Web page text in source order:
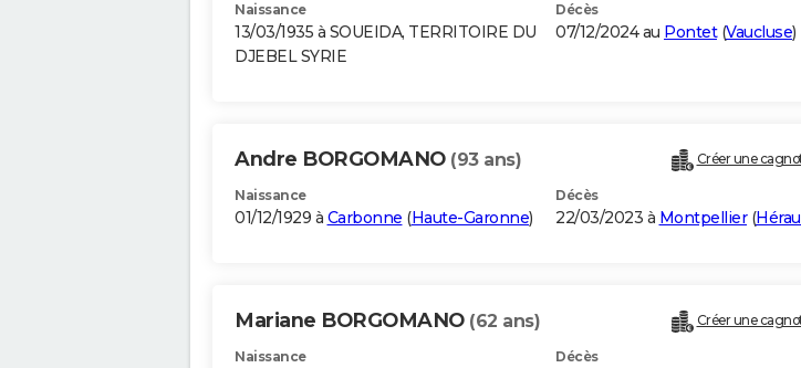
Naissance
13/03/1935 à SOUEIDA, TERRITOIRE DU
DJEBEL SYRIE
Décès
07/12/2024 au Pontet(Vaucluse)
Andre BORGOMANO (93 ans) Créer une
Naissance
01/12/1929 à Carbonne (Haute-Garonne)
Décès
22/03/2023 à Montpellier(
Mariane BORGOMANO (62 ans) Créer une
Naissance Décès